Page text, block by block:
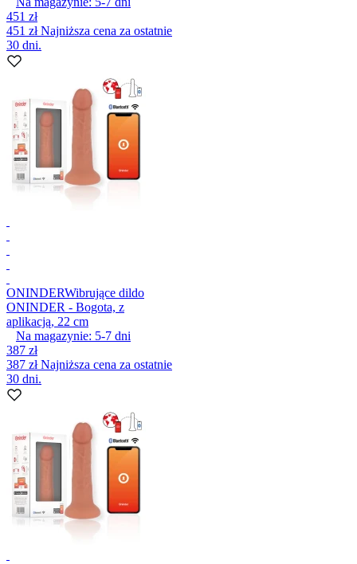
451 zł
451 złNajniższa cena za ostatnie
30 dni.
ONINDERWibrujące dildo
ONINDER - Bogota, z
aplikacją, 22 cm
Na magazynie: 5-7 dni
387 zł
387 złNajniższa cena za ostatnie
30 dni.